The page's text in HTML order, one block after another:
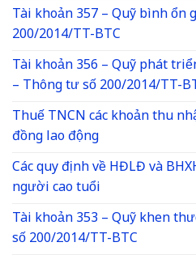
Tài khoản 357 – Quỹ bình ổn
200/2014/TT-BTC
Tài khoản 356 – Quỹ phát
– Thông tư số 200/2014/TT-
Thuế TNCN các khoản thu
đồng lao động
Các quy định về HĐLĐ và
người cao tuổi
Tài khoản 353 – Quỹ khen
số 200/2014/TT-BTC